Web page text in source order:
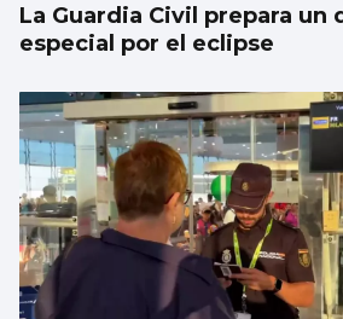
La Guardia Civil prepara un
especial por el eclipse